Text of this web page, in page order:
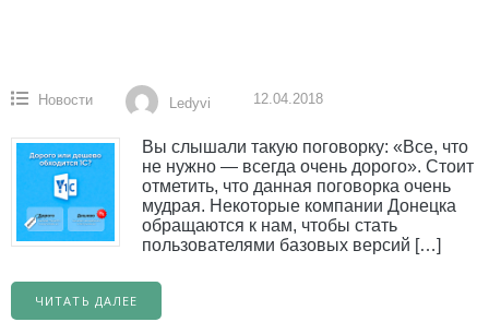
Новости Ledyvi 12.04.2018
Вы слышали такую поговорку: «Все, что
не нужно — всегда очень дорого». Стоит
отметить, что данная поговорка очень
мудрая. Некоторые компании Донецка
обращаются к нам, чтобы стать
пользователями базовых версий […]
ЧИТАТЬ ДАЛЕЕ